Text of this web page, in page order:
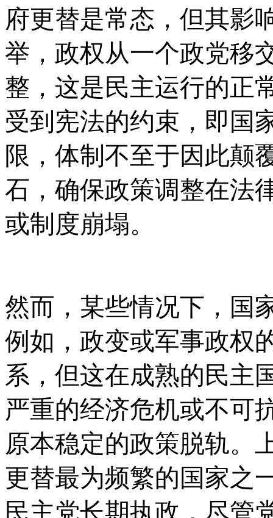
府更替是常态，但其影
举，政权从一个政党移
整，这是民主运行的正
受到宪法的约束，即国
限，体制不至于因此颠
石，确保政策调整在法
或制度崩塌。
然而，某些情况下，国
例如，政变或军事政权
系，但这在成熟的民主
严重的经济危机或不可
原本稳定的政策脱轨。
更替最为频繁的国家之
民主党长期执政，尽管